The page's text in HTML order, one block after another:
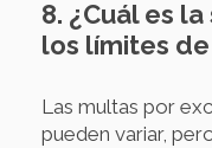
8. ¿Cuál es
los límites
Las multas por
pueden variar,